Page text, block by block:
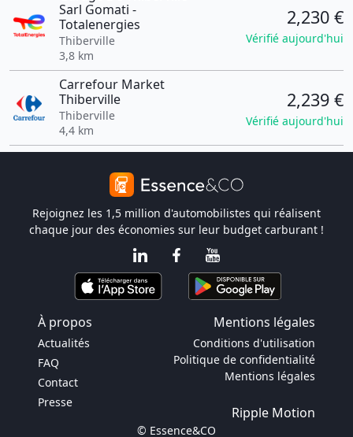
Sarl Gomati -
Totalenergies
Thiberville
3,8 km
2,230 €
Vérifié aujourd'hui
Carrefour Market
Thiberville
Thiberville
4,4 km
2,239 €
Vérifié aujourd'hui
Rejoignez les 1,5 million d'automobilistes qui réalisent
chaque jour des économies sur leur budget carburant !
À propos Mentions légales
Actualités
FAQ
Contact
Presse
Conditions d'utilisation
Politique de confidentialité
Mentions légales
Ripple Motion
© Essence&CO